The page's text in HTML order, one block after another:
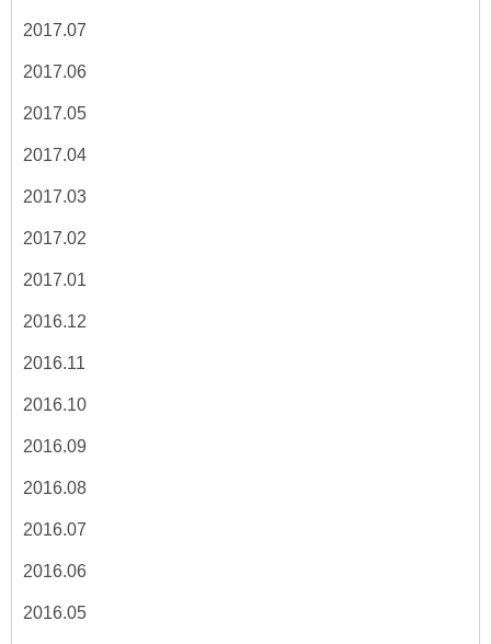
2017.07
2017.06
2017.05
2017.04
2017.03
2017.02
2017.01
2016.12
2016.11
2016.10
2016.09
2016.08
2016.07
2016.06
2016.05